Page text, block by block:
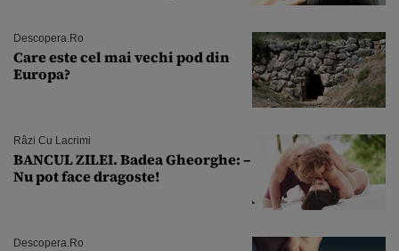
Descopera.ro
Care este cel mai vechi pod din
Europa?
Râzi Cu Lacrimi
BANCUL ZILEI. Badea Gheorghe: –
Nu pot face dragoste!
Descopera.ro